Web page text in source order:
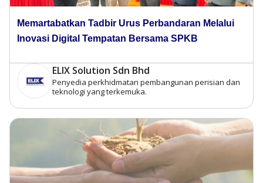
Memartabatkan Tadbir Urus Perbandaran Melalui
Inovasi Digital Tempatan Bersama SPKB
ELIX Solution Sdn Bhd
Penyedia perkhidmatan pembangunan perisian dan
teknologi yang terkemuka.